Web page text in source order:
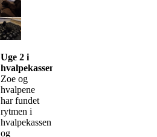
Uge 2 i
hvalpekassen
Zoe og
hvalpene
har fundet
rytmen i
hvalpekassen
og